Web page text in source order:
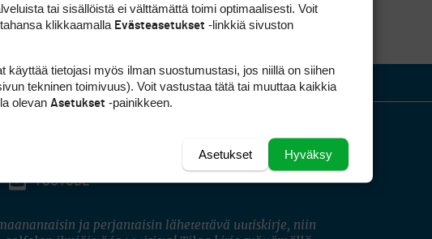
INSTAGRAM
YOUTUBE
ja perjantaisin lähetettävä uutiskirje, niin
tai sisällöistä ei välttämättä toimi optimaalisesti. Voit
klikkaamalla Evästeasetukset -linkkiä sivuston
käyttää tietojasi myös ilman suostumustasi, jos niillä on siihen
tekninen toimivuus). Voit vastustaa tätä tai muuttaa kaikkia
olevan Asetukset -painikkeen.
Hyväksy
Asetukset